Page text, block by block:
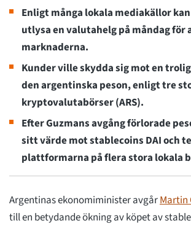
Enligt många lokala mediakällor
utlysa en valutahelg på måndag för
marknaderna.
Kunder ville skydda sig mot en
den argentinska peson, enligt tre
kryptovalutabörser (ARS).
Efter Guzmans avgång förlorade
sitt värde mot stablecoins DAI och
plattformarna på flera stora lokala
Argentinas ekonomiminister avgårMartin
till en betydande ökning av köpet av